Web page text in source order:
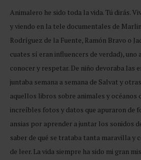
Animalero he sido toda la vida. Tú dirás.
y viendo en la tele documentales de
Rodríguez de la Fuente, Ramón Bravo o
cuates sí eran influencers de verdad), uno
conocer y respetar. De niño devoraba las
juntaba semana a semana de Salvat y
aquellos libros sobre animales y océanos
increíbles fotos y datos que apuraron de
ansias por aprender a juntar los sonidos
saber de qué se trataba tanta maravilla y
de leer. La vida siempre ha sido mi gran